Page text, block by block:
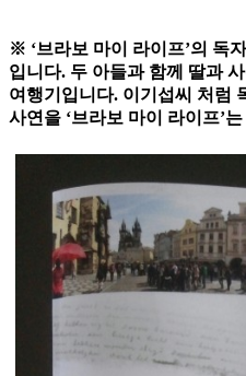
※ ‘브라보 마이 라이프’의 독
입니다. 두 아들과 함께 딸과
여행기입니다. 이기섭씨 처럼
사연을 ‘브라보 마이 라이프’